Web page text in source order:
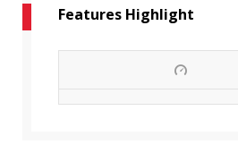
Features Highlight